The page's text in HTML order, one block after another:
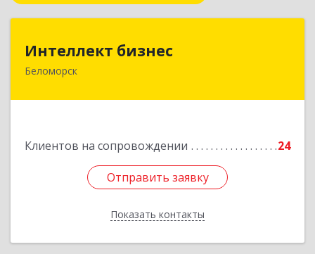
Интеллект бизнес
Беломорск
Клиентов на сопровождении 24
Отправить заявку
Показать контакты
Отправить заявку
Назад